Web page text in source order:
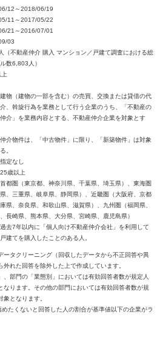
12～2018/06/19
11～2017/05/22
21～2016/07/01
03
（不動産仲介 購入 マンション／戸建て調査における総
数6,803人）
物（建物の一部を含む）の売買、交換または貸借の代
、斡旋行為を業務として行う企業のうち、「不動産の
介」を業務内容とする、不動産仲介企業を対象とす
介物件は、「中古物件」に限り、「新築物件」は対象
。
定なし
歳以上
都圏（東京都、神奈川県、千葉県、埼玉県）、東海圏
県、三重県、岐阜県、静岡県）、近畿圏（大阪府、京都
県、奈良県、和歌山県、滋賀県）、九州圏（福岡県、
長崎県、熊本県、大分県、宮崎県、鹿児島県）
去7年以内に「個人向け不動産仲介会社」を利用して
建てを購入したことのある人。
タクリーニング（回収したデータから不正回答や異
れた回答を除外した上で作成しています。
部門の「業態別」においては有効回答者数が規定人
ります。その他の部門においては有効回答者数が規
となります。
たくないと回答した人の割合が基準値以下の企業がラ